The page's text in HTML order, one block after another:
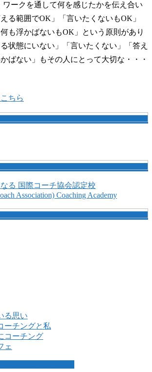
ワークを通して何を感じたかを伝え合い
る範囲でOK」「言いたくないもOK」
何も浮かばないもOK」という原則があり
状態にいない」「言いたくない」「答え
ばない」もその人にとって大切な・・・
る思い
ーチングと私
コーチング
ェ